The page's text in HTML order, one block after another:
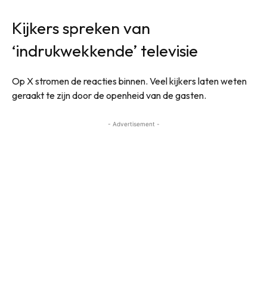
Kijkers spreken van
‘indrukwekkende’ televisie
Op X stromen de reacties binnen. Veel kijkers laten weten
geraakt te zijn door de openheid van de gasten.
- Advertisement -